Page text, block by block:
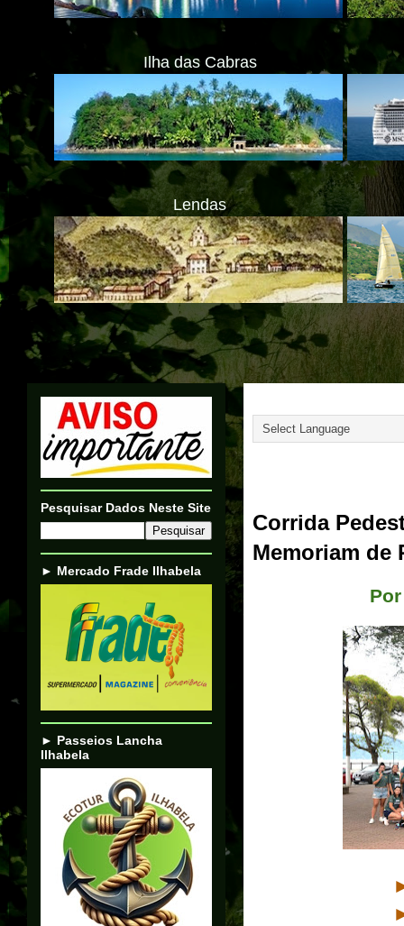
Ilha das Cabras
Lendas
Corrida
Memoriam de
Pesquisar Dados Neste Site
► Mercado Frade Ilhabela
► Passeios Lancha
Ilhabela